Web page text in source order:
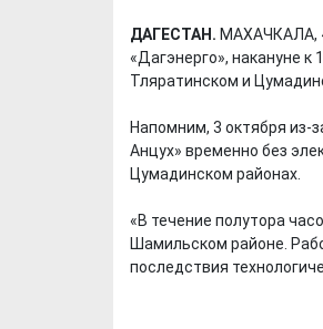
ДАГЕСТАН. МАХАЧКАЛА,
«Дагэнерго», накануне
Тляратинском и
Напомним, 3 октября из-
Анцух» временно без
Цумадинском районах.
«В течение полутора
Шамильском районе.
последствия